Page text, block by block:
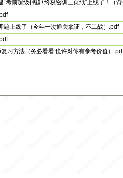
“考前超级押题+终极密训三页纸“上线了！（
题上线了（今年一次通关拿证，不二战）.pdf
复习方法（务必看看 也许对你有参考价值）.pdf